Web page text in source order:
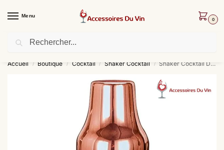
Menu
0
Livraison offerte dès 30 € d’achat !
Accueil / Boutique / Cocktail / Shaker Cocktail / Shaker Cocktail Design Cuivré